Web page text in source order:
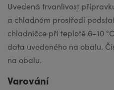
Uvedená trvanli­vost
a chladném prostředí
chladničce při teplotě 6–10
data uvedeného na obalu.
na obalu.
Varování